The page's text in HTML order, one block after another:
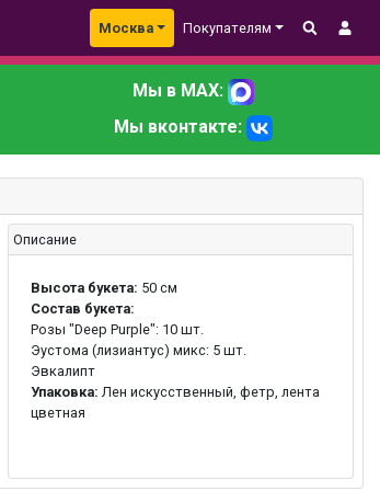
Москва Покупателям
Мы в MAX:
Мы вконтакте:
Описание
Высота букета: 50 см
Состав букета:
Розы "Deep Purple": 10 шт.
Эустома (лизиантус) микс: 5 шт.
Эвкалипт
Упаковка: Лен искусственный, фетр, лента
цветная